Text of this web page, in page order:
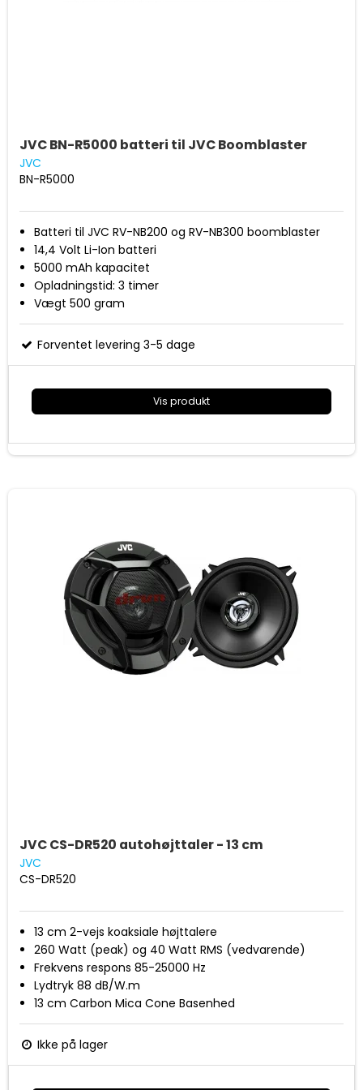
JVC BN-R5000 batteri til JVC Boomblaster
JVC
BN-R5000
Batteri til JVC RV-NB200 og RV-NB300 boomblaster
14,4 Volt Li-Ion batteri
5000 mAh kapacitet
Opladningstid: 3 timer
Vægt 500 gram
Mål (BxHxD): 90x65x900 mm
Forventet levering 3-5 dage
Vis produkt
JVC CS-DR520 autohøjttaler - 13 cm
JVC
CS-DR520
13 cm 2-vejs koaksiale højttalere
260 Watt (peak) og 40 Watt RMS (vedvarende)
Frekvens respons 85-25000 Hz
Lydtryk 88 dB/W.m
13 cm Carbon Mica Cone Basenhed
2.5 cm (1'') Poly-Ether Imide Balanced Tweeter
Ferrit Magnet (bas/diskant)
Neodum-magnet (diskant)
Ikke på lager